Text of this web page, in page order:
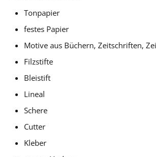
Tonpapier
festes Papier
Motive aus Büchern, Zeitschriften,
Filzstifte
Bleistift
Lineal
Schere
Cutter
Kleber